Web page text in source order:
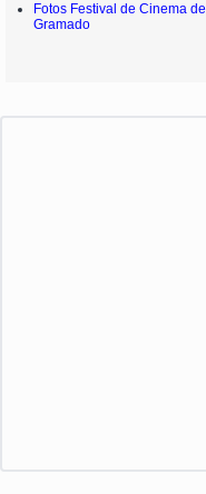
Fotos Festival de Cinema de
Gramado